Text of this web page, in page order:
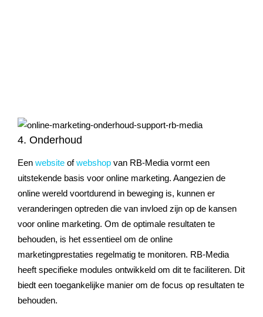
4. Onderhoud
Een website ofwebshop van RB-Media vormt een
uitstekende basis voor online marketing. Aangezien de
online wereld voortdurend in beweging is, kunnen er
veranderingen optreden die van invloed zijn op de kansen
voor online marketing. Om de optimale resultaten te
behouden, is het essentieel om de online
marketingprestaties regelmatig te monitoren. RB-Media
heeft specifieke modules ontwikkeld om dit te faciliteren. Dit
biedt een toegankelijke manier om de focus op resultaten te
behouden.